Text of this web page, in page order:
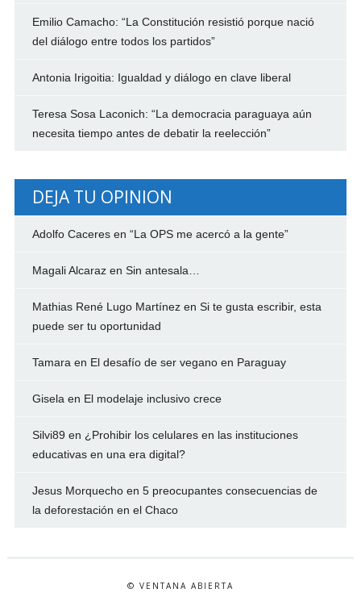
Emilio Camacho: “La Constitución resistió porque nació
del diálogo entre todos los partidos”
Antonia Irigoitia: Igualdad y diálogo en clave liberal
Teresa Sosa Laconich: “La democracia paraguaya aún
necesita tiempo antes de debatir la reelección”
DEJA TU OPINION
Adolfo Caceresen “La OPS me acercó a la gente”
Magali Alcarazen Sin antesala…
Mathias René Lugo Martínezen Si te gusta escribir, esta
puede ser tu oportunidad
Tamaraen El desafío de ser vegano en Paraguay
Giselaen El modelaje inclusivo crece
Silvi89 en ¿Prohibir los celulares en las instituciones
educativas en una era digital?
Jesus Morquechoen 5 preocupantes consecuencias de
la deforestación en el Chaco
© VENTANA ABIERTA